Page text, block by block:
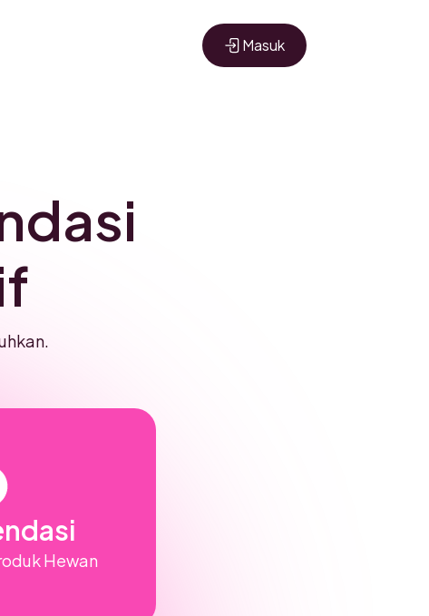
Masuk
Hewan